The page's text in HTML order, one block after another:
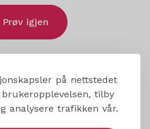
på nettstedet
tilby
analysere trafikken vår.
Prøv igjen